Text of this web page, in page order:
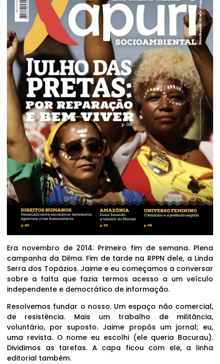
Era novembro de 2014. Primeiro fim de semana. Plena
campanha da Dilma. Fim de tarde na RPPN dele, a Linda
Serra dos Topázios. Jaime e eu começamos a conversar
sobre a falta que fazia termos acesso a um veículo
independente e democrático de informação.
Resolvemos fundar o nosso. Um espaço não comercial,
de resistência. Mais um trabalho de militância,
voluntário, por suposto. Jaime propôs um jornal; eu,
uma revista. O nome eu escolhi (ele queria Bacurau).
Dividimos as tarefas. A capa ficou com ele, a linha
editorial também.